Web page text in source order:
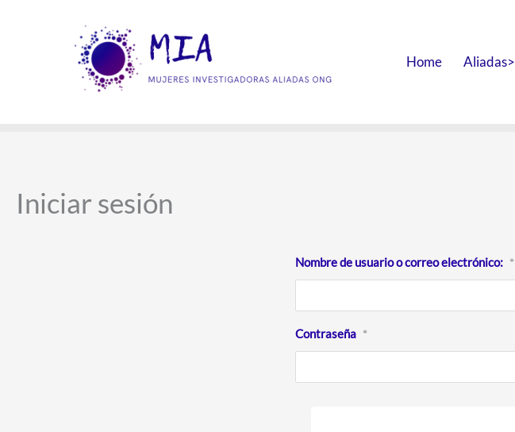
Home Aliadas>
Iniciar sesión
Nombre de usuario o correo electrónico: *
Contraseña *